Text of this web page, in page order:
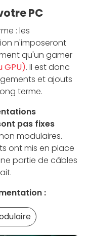
PC
: les
n'imposeront
qu'un gamer
GPU). Il est donc
et ajouts
terme.
pas fixes
modulaires.
ont mis en place
partie de câbles
: